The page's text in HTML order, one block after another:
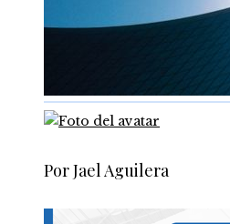
Por Jael Aguilera